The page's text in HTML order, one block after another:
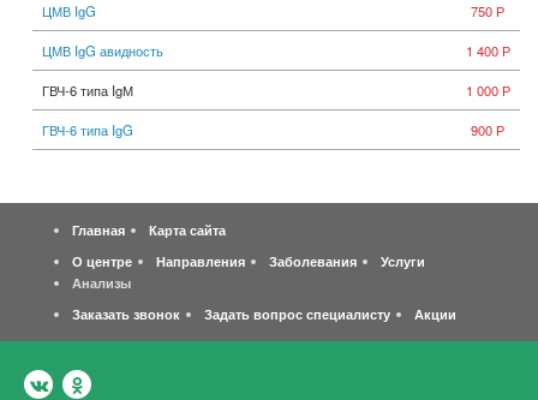
ЦМВ IgG 750 Р
ЦМВ IgG авидность 1 400 Р
ГВЧ-6 типа IgМ 1 000 Р
ГВЧ-6 типа IgG 900 Р
Главная
Карта сайта
О центре
Направления Заболевания
Услуги
Анализы
Заказать звонок
Задать вопрос специалисту Акции